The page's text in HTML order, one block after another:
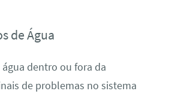
de Água
dentro ou fora da
de problemas no sistema